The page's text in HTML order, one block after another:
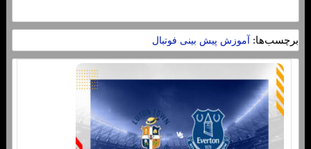
برچسب‌ها: آموزش پیش بینی فوتبال